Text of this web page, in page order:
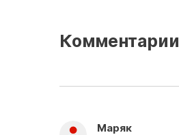
Комментарии
Маряк